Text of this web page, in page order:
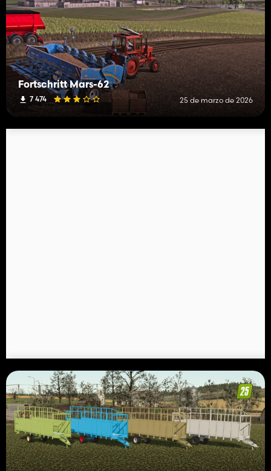
Fortschritt Mars-62
7 474 25 de marzo de 2026